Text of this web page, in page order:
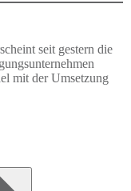
seit gestern die
mit der Umsetzung